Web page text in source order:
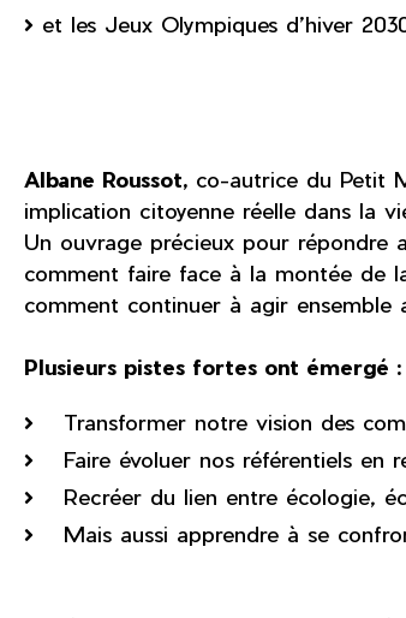
et les Jeux Olympiques d’hiver
Albane Roussot, co-autrice du Petit
implication citoyenne réelle dans la
Un ouvrage précieux pour répondre
comment faire face à la montée de
comment continuer à agir ensemble
Plusieurs pistes fortes ont émergé :
• Transformer notre vision des
• Faire évoluer nos référentiels
• Recréer du lien entre écologie,
• Mais aussi apprendre à se